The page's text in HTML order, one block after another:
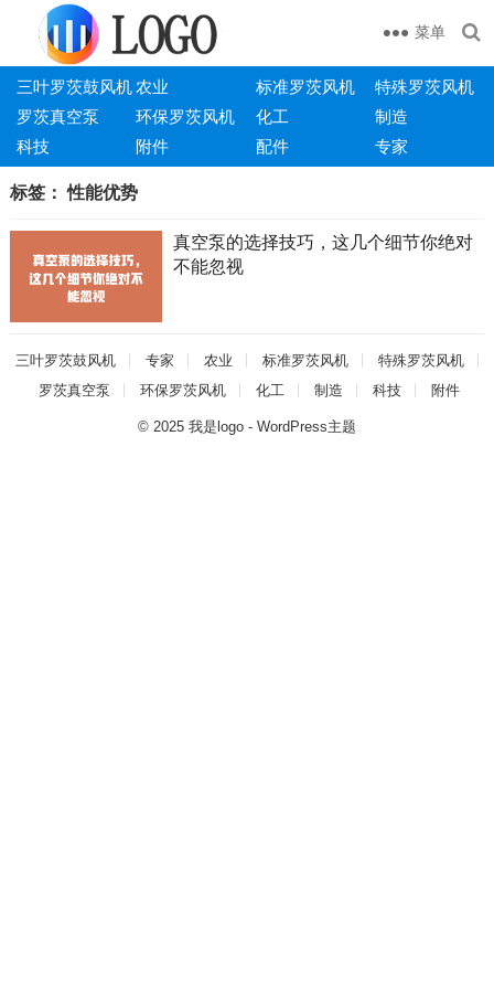
菜单
三叶罗茨鼓风机农业 标准罗茨风机
特殊罗茨风机
罗茨真空泵
环保罗茨风机 化工
制造
科技
附件 配件 专家
标签：性能优势
真空泵的选择技巧，这几个细节你绝对
不能忽视
三叶罗茨鼓风机 专家 农业 标准罗茨风机
特殊罗茨风机
罗茨真空泵
环保罗茨风机 化工 制造 科技 附件
© 2025 我是logo- WordPress主题